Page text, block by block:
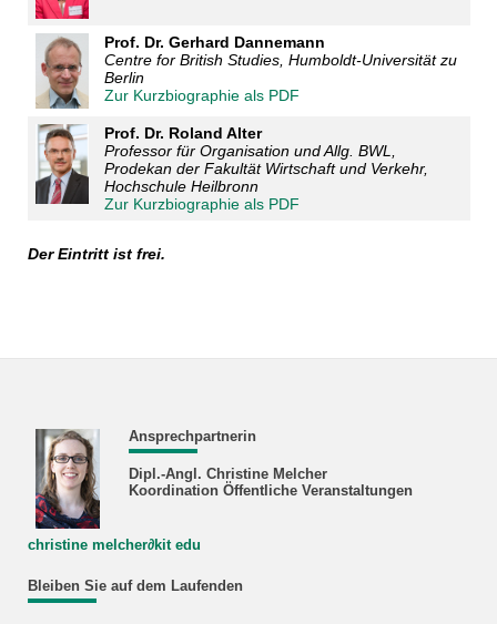
Prof. Dr. Gerhard Dannemann
Centre for British Studies, Humboldt-Universität zu
Berlin
Zur Kurzbiographie als PDF
Prof. Dr. Roland Alter
Professor für Organisation und Allg. BWL,
Prodekan der Fakultät Wirtschaft und Verkehr,
Hochschule Heilbronn
Zur Kurzbiographie als PDF
Der Eintritt ist frei.
Ansprechpartnerin
Dipl.-Angl. Christine Melcher
Koordination Öffentliche Veranstaltungen
christine melcher∂kit edu
Bleiben Sie auf dem Laufenden